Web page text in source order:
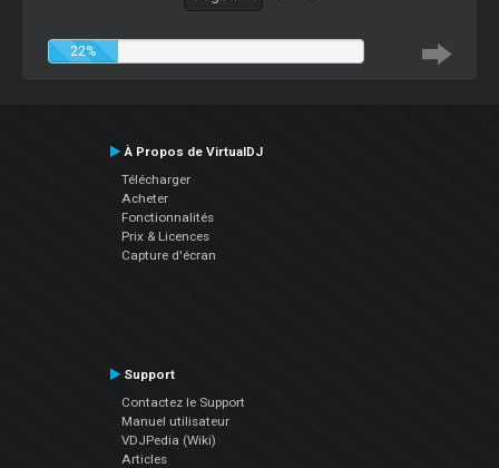
22%
À Propos de VirtualDJ
Télécharger
Acheter
Fonctionnalités
Prix & Licences
Capture d'écran
Support
Contactez le Support
Manuel utilisateur
VDJPedia (Wiki)
Articles